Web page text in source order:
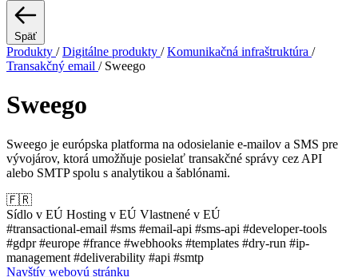
Späť
Produkty / Digitálne produkty / Komunikačná infraštruktúra /
Transakčný email / Sweego
Sweego
Sweego je európska platforma na odosielanie e-mailov a SMS pre
vývojárov, ktorá umožňuje posielať transakčné správy cez API
alebo SMTP spolu s analytikou a šablónami.
🇫🇷
Sídlo v EÚ Hosting v EÚ Vlastnené v EÚ
#transactional-email #sms #email-api #sms-api #developer-tools
#gdpr#europe #france #webhooks #templates #dry-run #ip-
management #deliverability #api #smtp
Navštív webovú stránku